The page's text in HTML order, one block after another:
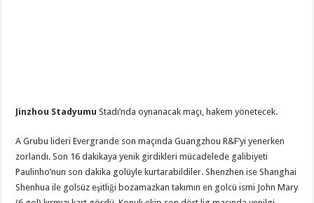
Jinzhou Stadyumu Stadı’nda oynanacak maçı, hakemyönetecek.
A Grubu lideri Evergrande son maçında Guangzhou R&F’yi yenerken
zorlandı. Son 16 dakikaya yenik girdikleri mücadelede galibiyeti
Paulinho’nun son dakika golüyle kurtarabildiler. Shenzhen ise Shanghai
Shenhua ile golsüz eşitliği bozamazkan takımın en golcü ismi John Mary